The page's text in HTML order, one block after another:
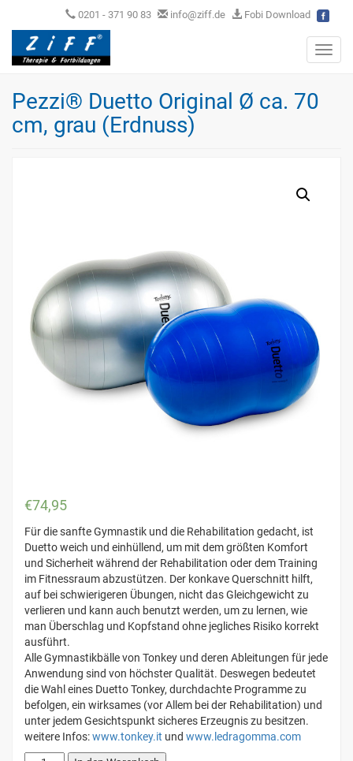
0201 - 371 90 83 info@ziff.de Fobi Download
Pezzi® Duetto Original Ø ca. 70
cm, grau (Erdnuss)
€74,95
Für die sanfte Gymnastik und die Rehabilitation gedacht, ist
Duetto weich und einhüllend, um mit dem größten Komfort
und Sicherheit während der Rehabilitation oder dem Training
im Fitnessraum abzustützen. Der konkave Querschnitt hilft,
auf bei schwierigeren Übungen, nicht das Gleichgewicht zu
verlieren und kann auch benutzt werden, um zu lernen, wie
man Überschlag und Kopfstand ohne jegliches Risiko korrekt
ausführt.
Alle Gymnastikbälle von Tonkey und deren Ableitungen für jede
Anwendung sind von höchster Qualität. Deswegen bedeutet
die Wahl eines Duetto Tonkey, durchdachte Programme zu
befolgen, ein wirksames (vor Allem bei der Rehabilitation) und
unter jedem Gesichtspunkt sicheres Erzeugnis zu besitzen.
weitere Infos:www.tonkey.it und www.ledragomma.com